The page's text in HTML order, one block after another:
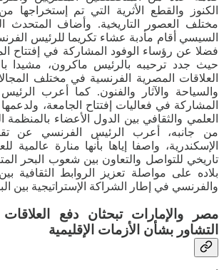
الكنوز والقطع الأثرية التي تم إستخراجها
مختلف العصور التاريخية. وأضاف المتحدث
السيسي أقام مأدبة عشاء تكريما للرئيس
فضلا عن رؤساء الوفود المشاركة في إفتتاح
حيث جدد ترحيبه بالرئيس ماكرون، مشيدا
العلاقات المصرية الفرنسية في مختلف
والسياحة والآثار والفنون. كما أعرب
المشاركة في فعاليات إفتتاح الجامعة،
العلمي والثقافي بين الدول الأعضاء بالمنظمة
من جانبه، أعرب الرئيس الفرنسي عن
الإسكندرية، واصفا إياها بأنها منارة عالمية
تاريخي للتواصل والتعاون بين شعوب البحر
بلاده على مواصلة تعزيز الروابط الثقافية
والفرنسي في إطار الشراكة الإستراتيجية بين
مصر والإمارات تبحثان دفع العلاقات
التشاور بشأن الأزمات الإقليمية